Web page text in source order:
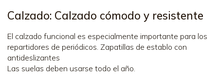
Calzado: Calzado cómodo y resistente
El calzado funcional es especialmente importante para los
repartidores de periódicos. Zapatillas de establo con
antideslizantes
Las suelas deben usarse todo el año.